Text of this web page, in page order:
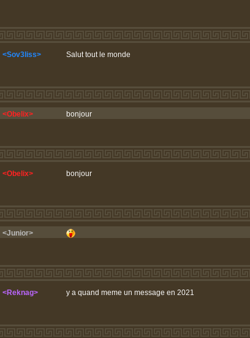
<Sov3liss> Salut tout le monde
<Obelix> bonjour
<Obelix> bonjour
<Junior>
<Reknag> y a quand meme un message en 2021